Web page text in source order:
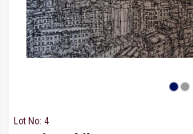
Lot No: 4